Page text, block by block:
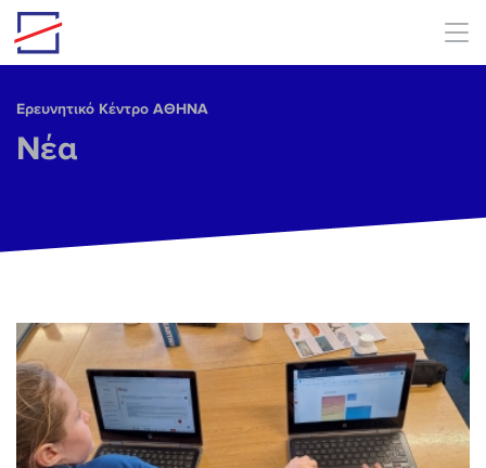
Skip to main content
Ερευνητικό Κέντρο ΑΘΗΝΑ
Νέα